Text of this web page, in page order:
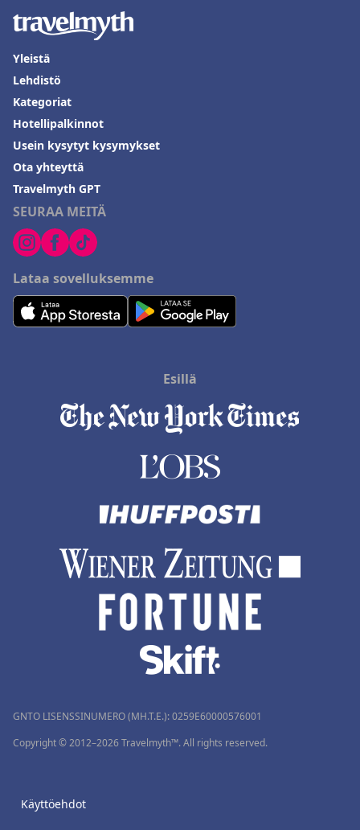
SEURAA MEITÄ
Lataa sovelluksemme
Yleistä
Lehdistö
Kategoriat
Hotellipalkinnot
Usein kysytyt kysymykset
Ota yhteyttä
Travelmyth GPT
Esillä
GNTO LISENSSINUMERO (MH.T.E.): 0259Ε60000576001
Copyright © 2012–2026 Travelmyth™. All rights reserved.
Käyttöehdot